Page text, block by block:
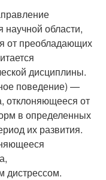
области,
от преобладающих
дисциплины.
поведение) —
отклоняющееся от
в определенных
их развития.
дистрессом.